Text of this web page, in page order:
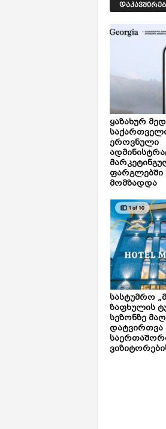
ყაზახურ
ეროვნული
ფარგლებში
მომზადდა
სასტუმრო
ზაფხულის
სეზონზე
დატვირთვა